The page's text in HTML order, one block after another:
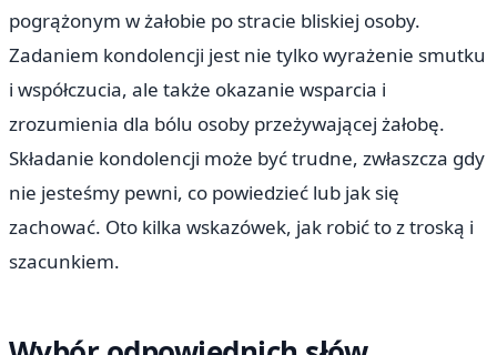
pogrążonym w żałobie po stracie bliskiej osoby.
Zadaniem kondolencji jest nie tylko wyrażenie smutku
i współczucia, ale także okazanie wsparcia i
zrozumienia dla bólu osoby przeżywającej żałobę.
Składanie kondolencji może być trudne, zwłaszcza gdy
nie jesteśmy pewni, co powiedzieć lub jak się
zachować. Oto kilka wskazówek, jak robić to z troską i
szacunkiem.